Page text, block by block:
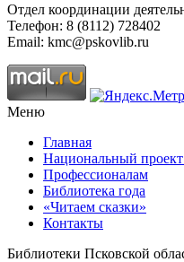
Отдел координации
Телефон: 8 (8112) 728402
Email: kmc@pskovlib.ru
Меню
Главная
Национальный проект
Профессионалам
Библиотека года
«Читаем сказки»
Контакты
Библиотеки Псковской